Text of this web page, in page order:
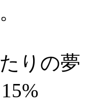
りの